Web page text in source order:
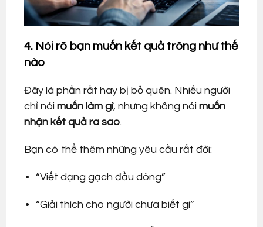
4. Nói rõ bạn muốn kết quả trông như thế
nào
Đây là phần rất hay bị bỏ quên. Nhiều người
chỉ nóimuốn làm gì, nhưng không nóimuốn
nhận kết quả ra sao.
Bạn có thể thêm những yêu cầu rất đời:
“Viết dạng gạch đầu dòng”
“Giải thích cho người chưa biết gì”